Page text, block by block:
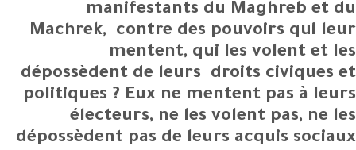
manifestants du Maghreb et du
Machrek, contre des pouvoirs qui leur
mentent, qui les volent et les
dépossèdent de leurs droits civiques et
politiques ? Eux ne mentent pas à leurs
électeurs, ne les volent pas, ne les
dépossèdent pas de leurs acquis sociaux